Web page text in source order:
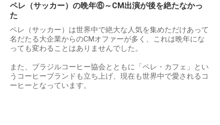
ペレ（サッカー）の晩年⑥～CM出演が後を絶たなかっ
た
ペレ（サッカー）は世界中で絶大な人気を集めただけあって
名だたる大企業からのCMオファーが多く、これは晩年にな
っても変わることはありませんでした。
また、ブラジルコーヒー協会とともに「ペレ・カフェ」とい
うコーヒーブランドも立ち上げ、現在も世界中で愛されるコ
ーヒーとなっています。